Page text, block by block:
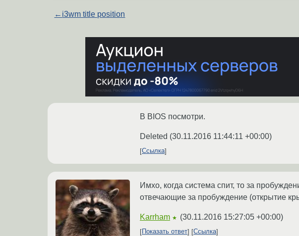
← i3wm title position
В BIOS посмотри.
Deleted (30.11.2016 11:44:11 +00:00)
Ссылка
Имхо, когда система спит, то за
отвечающие за пробуждение (открытие
Karrham ★ (30.11.2016 15:27:05 +00:00)
Показать ответ Ссылка